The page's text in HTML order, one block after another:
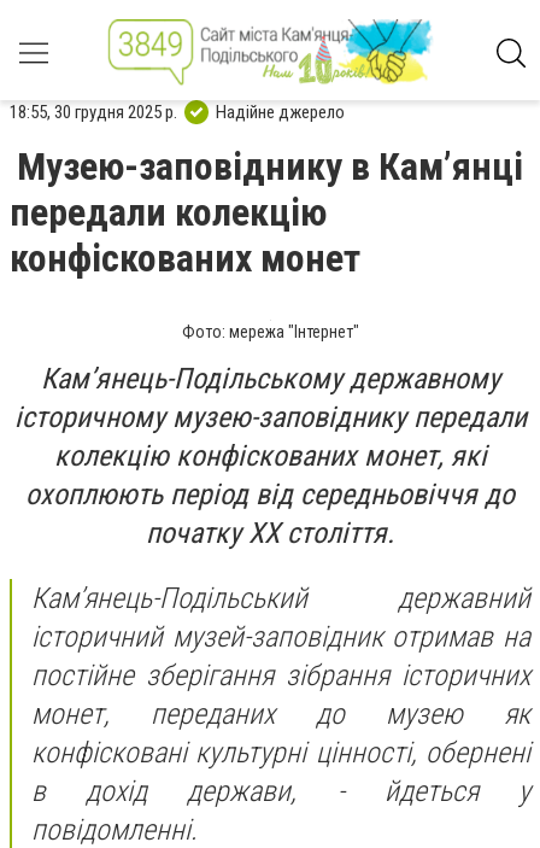
18:55, 30 грудня 2025 р. Надійне джерело
Музею-заповіднику в Кам’янці
передали колекцію
конфіскованих монет
Фото: мережа "Інтернет"
Кам’янець-Подільському державному
історичному музею-заповіднику передали
колекцію конфіскованих монет, які
охоплюють період від середньовіччя до
початку ХХ століття.
Кам’янець-Подільський державний
історичний музей-заповідник отримав на
постійне зберігання зібрання історичних
монет, переданих до музею як
конфісковані культурні цінності, обернені
в дохід держави, - йдеться у
повідомленні.